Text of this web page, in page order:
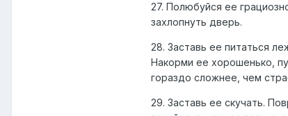
27. Полюбуйся ее
захлопнуть дверь.
28. Заставь ее питаться
Накорми ее хорошенько,
гораздо сложнее, чем
29. Заставь ее скучать.